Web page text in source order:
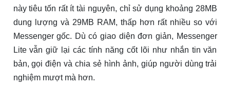
này tiêu tốn rất ít tài nguyên, chỉ sử dụng khoảng 28MB
dung lượng và 29MB RAM, thấp hơn rất nhiều so với
Messenger gốc. Dù có giao diện đơn giản, Messenger
Lite vẫn giữ lại các tính năng cốt lõi như nhắn tin văn
bản, gọi điện và chia sẻ hình ảnh, giúp người dùng trải
nghiệm mượt mà hơn.